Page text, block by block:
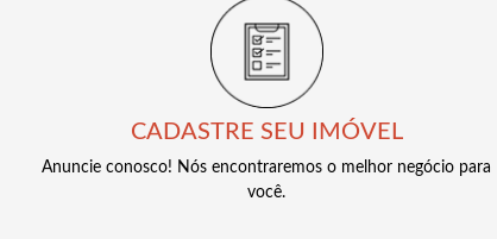
CADASTRE SEU IMÓVEL
Anuncie conosco! Nós encontraremos o melhor negócio para
você.